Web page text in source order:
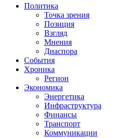
Политика
Точка зрения
Позиция
Взгляд
Мнения
Диаспора
События
Хроника
Регион
Экономика
Энергетика
Инфраструктура
Финансы
Транспорт
Коммуникации